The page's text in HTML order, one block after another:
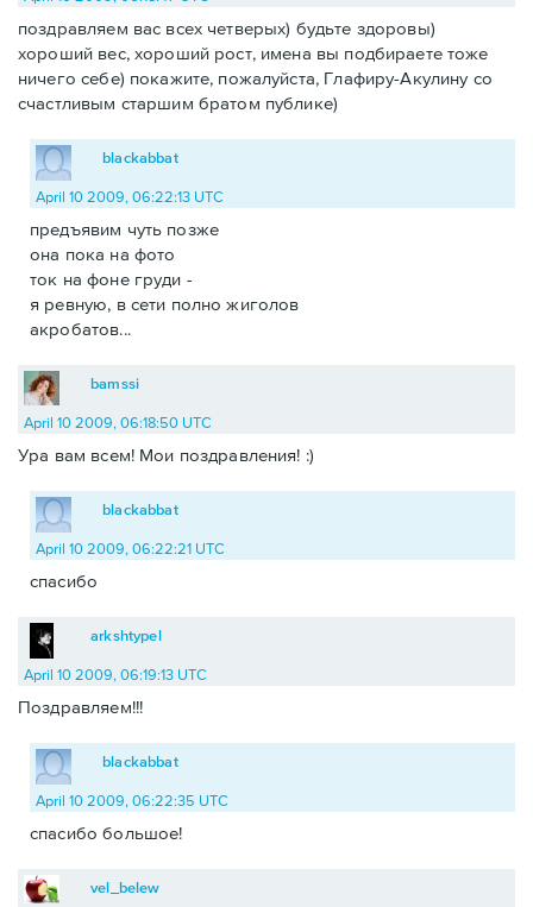
поздравляем вас всех четверых) будьте здоровы)
хороший вес, хороший рост, имена вы подбираете тоже
ничего себе) покажите, пожалуйста, Глафиру-Акулину со
счастливым старшим братом публике)
blackabbat
April 10 2009, 06:22:13 UTC
предъявим чуть позже
она пока на фото
ток на фоне груди -
я ревную, в сети полно жиголов
акробатов...
bamssi
April 10 2009, 06:18:50 UTC
Ура вам всем! Мои поздравления! :)
blackabbat
April 10 2009, 06:22:21 UTC
спасибо
arkshtypel
April 10 2009, 06:19:13 UTC
Поздравляем!!!
blackabbat
April 10 2009, 06:22:35 UTC
спасибо большое!
vel_belew